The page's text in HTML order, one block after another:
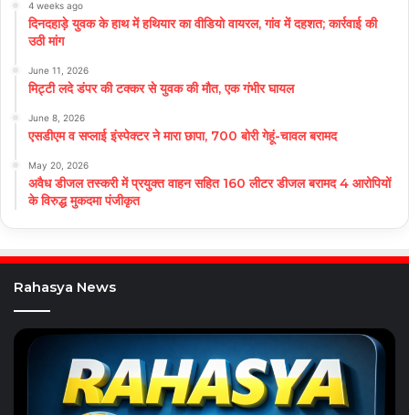
4 weeks ago
दिनदहाड़े युवक के हाथ में हथियार का वीडियो वायरल, गांव में दहशत; कार्रवाई की
उठी मांग
June 11, 2026
मिट्टी लदे डंपर की टक्कर से युवक की मौत, एक गंभीर घायल
June 8, 2026
एसडीएम व सप्लाई इंस्पेक्टर ने मारा छापा, 700 बोरी गेहूं-चावल बरामद
May 20, 2026
अवैध डीजल तस्करी में प्रयुक्त वाहन सहित 160 लीटर डीजल बरामद 4 आरोपियों
के विरुद्ध मुकदमा पंजीकृत
Rahasya News